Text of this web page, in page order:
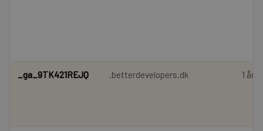
_ga_9TK421REJQ .betterdevelopers.dk 1 år